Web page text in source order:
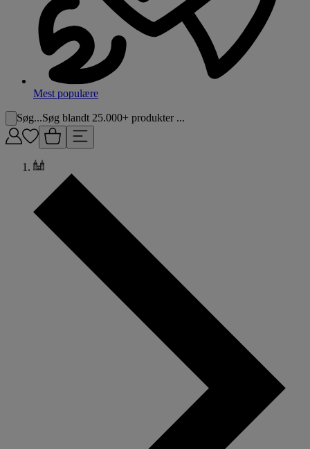
Mest populære
Søg...Søg blandt 25.000+ produkter ...